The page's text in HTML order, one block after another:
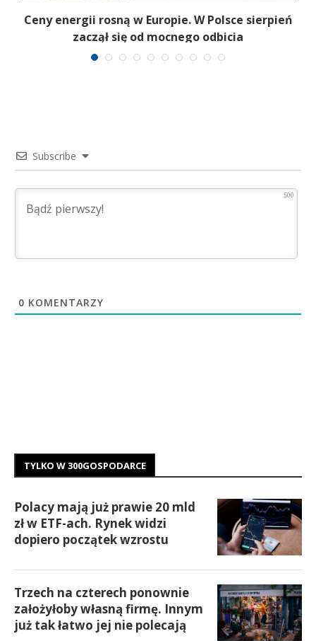
Ceny energii rosną w Europie. W Polsce sierpień
zaczął się od mocnego odbicia
Subscribe
500
0 KOMENTARZY
TYLKO W 300GOSPODARCE
Polacy mają już prawie 20 mld
zł w ETF-ach. Rynek widzi
dopiero początek wzrostu
Trzech na czterech ponownie
założyłoby własną firmę. Innym
już tak łatwo jej nie polecają